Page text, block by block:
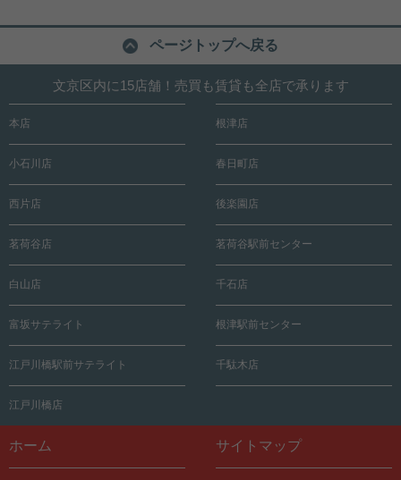
ページトップへ戻る
文京区内に15店舗！売買も賃貸も全店で承ります
本店 根津店
小石川店 春日町店
西片店 後楽園店
茗荷谷店 茗荷谷駅前センター
白山店 千石店
富坂サテライト 根津駅前センター
江戸川橋駅前サテライト 千駄木店
江戸川橋店
ホーム サイトマップ